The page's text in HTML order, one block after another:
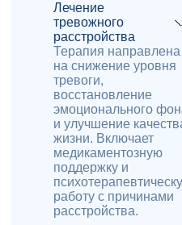
Лечение
тревожного
расстройства
Терапия направлена
на снижение уровня
тревоги,
восстановление
эмоционального
и улучшение
жизни. Включает
медикаментозную
поддержку и
работу с причинами
расстройства.